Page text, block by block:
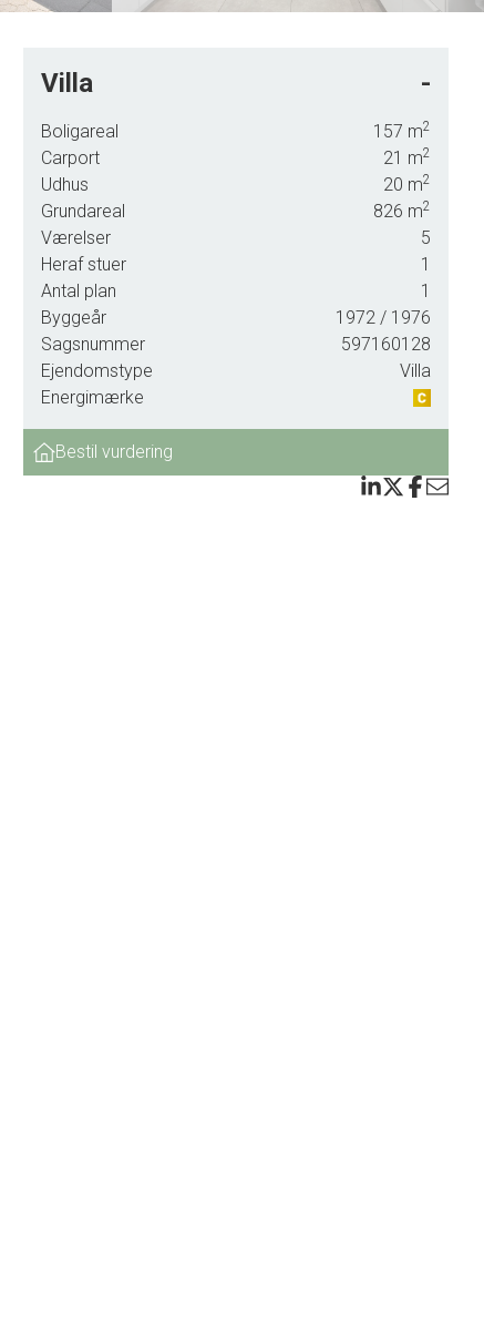
Villa -
Boligareal 157 m2
Carport 21 m2
Udhus 20 m2
Grundareal 826 m2
Værelser
5
Heraf stuer
1
Antal plan
1
Byggeår
1972 / 1976
Sagsnummer
597160128
Ejendomstype
Villa
Energimærke
Bestil vurdering